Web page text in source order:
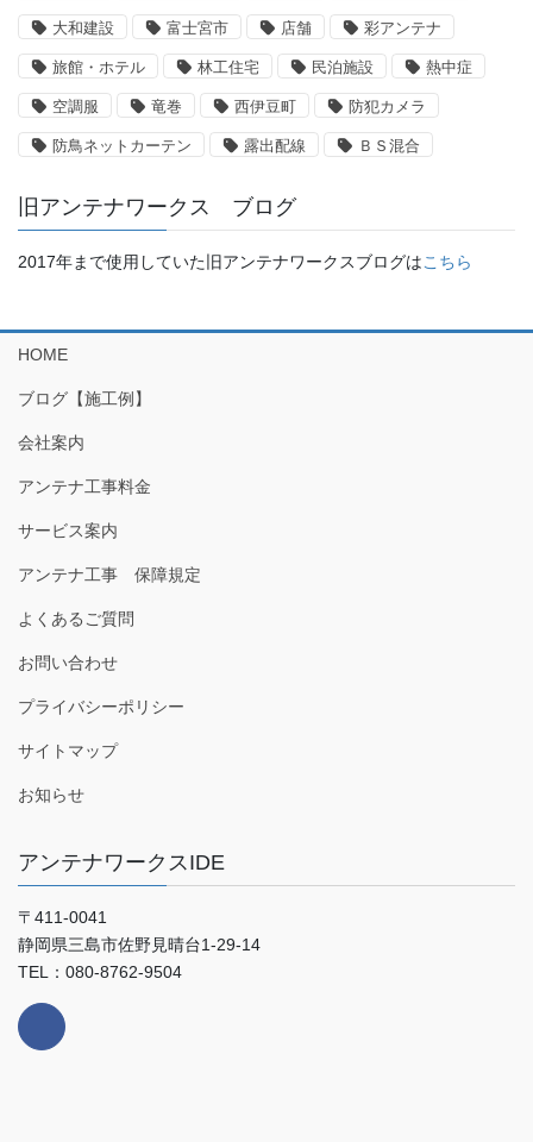
大和建設 富士宮市 店舗 彩アンテナ
旅館・ホテル 林工住宅 民泊施設 熱中症
空調服 竜巻 西伊豆町 防犯カメラ
防鳥ネットカーテン 露出配線 ＢＳ混合
旧アンテナワークス ブログ
2017年まで使用していた旧アンテナワークスブログはこちら
HOME
ブログ【施工例】
会社案内
アンテナ工事料金
サービス案内
アンテナ工事 保障規定
よくあるご質問
お問い合わせ
プライバシーポリシー
サイトマップ
お知らせ
アンテナワークスIDE
〒411-0041
静岡県三島市佐野見晴台1-29-14
TEL：080-8762-9504